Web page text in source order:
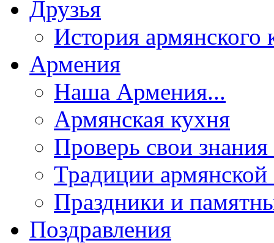
Друзья
История армянского
Армения
Наша Армения...
Армянская кухня
Проверь свои
Традиции армянской
Праздники и
Поздравления